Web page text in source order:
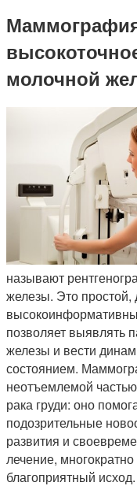
молочной
называют
железы. Это простой,
позволяет выявлять
железы и вести
состоянием.
неотъемлемой
рака груди: оно
подозрительные
развития и
лечение,
благоприятный исход.